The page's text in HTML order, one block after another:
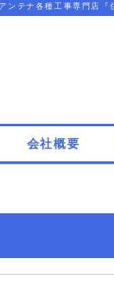
テナ各種工事専門店『
会社概要